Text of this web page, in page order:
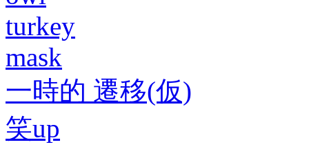
turkey
mask
一時的 遷移(仮)
笑up